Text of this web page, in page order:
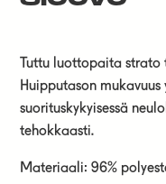
Tuttu luottopaita strato
Huipputason
suorituskykyisessä
tehokkaasti.
Materiaali: 96%